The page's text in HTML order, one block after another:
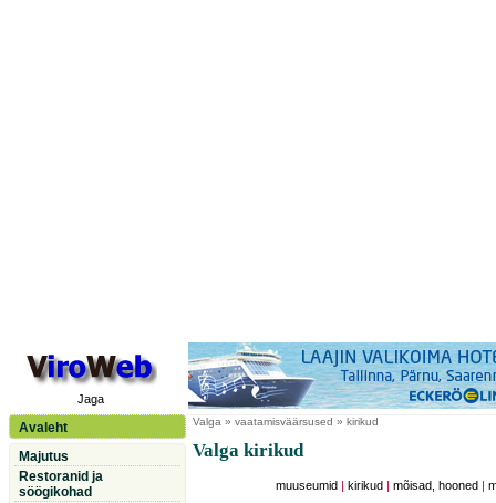
Jaga
Avaleht
Majutus
Restoranid ja
söögikohad
Valga » vaatamisväärsused » kirikud
Valga kirikud
muuseumid kirikud mõisad, hooned